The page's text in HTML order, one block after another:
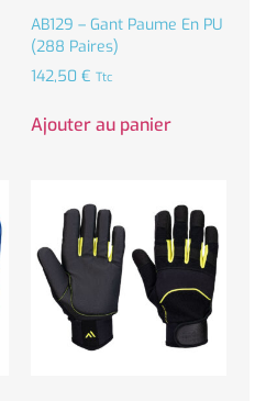
AB129 – Gant Paume En PU
(288 Paires)
142,50 € Ttc
Ajouter au panier